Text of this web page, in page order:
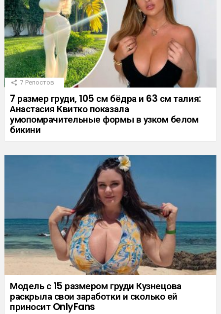
7 Репостов
7 размер груди, 105 см бёдра и 63 см талия:
Анастасия Квитко показала
умопомрачительные формы в узком белом
бикини
Модель с 15 размером груди Кузнецова
раскрыла свои заработки и сколько ей
приносит OnlyFans